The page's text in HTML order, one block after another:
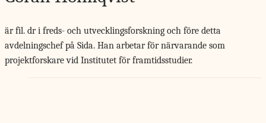
är fil. dr i freds- och utvecklingsforskning och före detta
avdelningschef på Sida. Han arbetar för närvarande som
projektforskare vid Institutet för framtidsstudier.